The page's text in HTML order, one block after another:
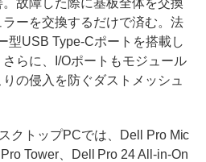
故障した際に基板全体を交換
ーを交換するだけで済む。法
型USB Type-Cポートを搭載し
らに、I/Oポートもモジュール
の侵入を防ぐダストメッシュ
クトップPCでは、Dell Pro Mic
Tower、Dell Pro 24 All-in-On